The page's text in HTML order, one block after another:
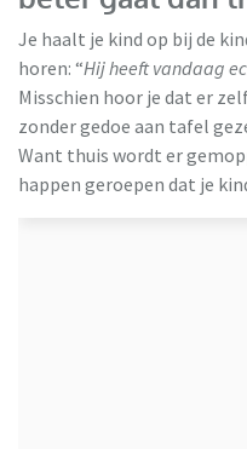
Je haalt je kind op bij de
horen: “Hij heeft vandaag
Misschien hoor je dat er
zonder gedoe aan tafel
Want thuis wordt er
happen geroepen dat je